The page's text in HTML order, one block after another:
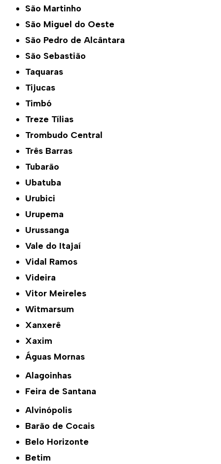
São Martinho
São Miguel do Oeste
São Pedro de Alcântara
São Sebastião
Taquaras
Tijucas
Timbó
Treze Tílias
Trombudo Central
Três Barras
Tubarão
Ubatuba
Urubici
Urupema
Urussanga
Vale do Itajaí
Vidal Ramos
Videira
Vitor Meireles
Witmarsum
Xanxerê
Xaxim
Águas Mornas
Alagoinhas
Feira de Santana
Alvinópolis
Barão de Cocais
Belo Horizonte
Betim